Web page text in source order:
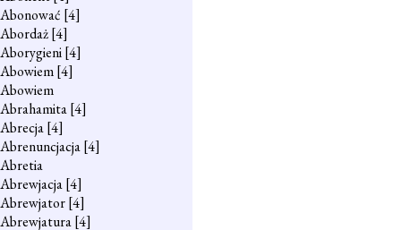
Abonować [4]
Abordaż[4]
Aborygieni[4]
Abowiem[4]
Abowiem
Abrahamita[4]
Abrecja[4]
Abrenuncjacja[4]
Abretia
Abrewjacja[4]
Abrewjator[4]
Abrewjatura[4]